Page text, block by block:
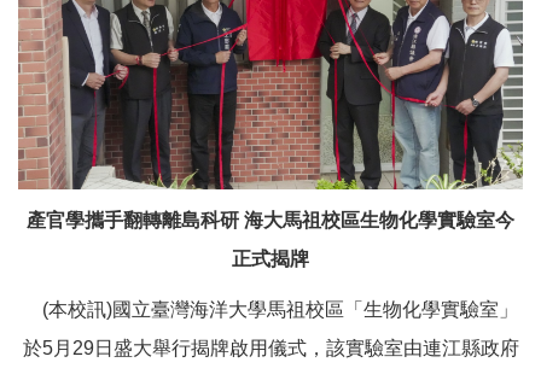
產官學攜手翻轉離島科研 海大馬祖校區生物化學實驗室今
正式揭牌
(本校訊)國立臺灣海洋大學馬祖校區「生物化學實驗室」
於5月29日盛大舉行揭牌啟用儀式，該實驗室由連江縣政府